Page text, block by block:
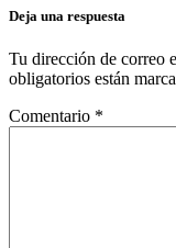
Deja una respuesta
Tu dirección de correo
obligatorios están
Comentario *